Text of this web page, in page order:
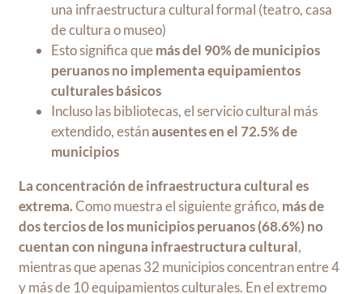
una infraestructura cultural formal (teatro, casa
de cultura o museo)
Esto significa quemás del 90% de municipios
peruanos no implementa equipamientos
culturales básicos
Incluso las bibliotecas, el servicio cultural más
extendido, estánausentes en el 72.5% de
municipios
La concentración de infraestructura cultural es
extrema.Como muestra el siguiente gráfico, más de
dos tercios de los municipios peruanos (68.6%) no
cuentan con ninguna infraestructura cultural,
mientras que apenas 32 municipios concentran entre 4
y más de 10 equipamientos culturales. En el extremo